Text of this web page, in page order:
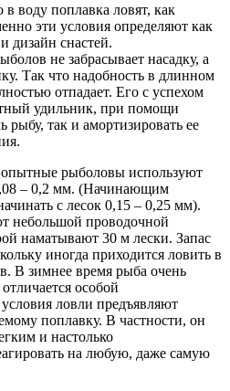
воду поплавка ловят, как
эти условия определяют как
дизайн снастей.
не забрасывает насадку, а
Так что надобность в длинном
отпадает. Его с успехом
удильник, при помощи
рыбу, так и амортизировать ее
рыболовы используют
– 0,2 мм. (Начинающим
с лесок 0,15 – 0,25 мм).
небольшой проводочной
наматывают 30 м лески. Запас
иногда приходится ловить в
В зимнее время рыба очень
особой
ловли предъявляют
поплавку. В частности, он
и настолько
на любую, даже самую